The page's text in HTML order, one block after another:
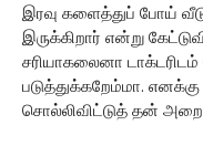
இரவு களைத்துப் போய் வீடு
இருக்கிறார் என்று
சரியாகலைனா
படுத்துக்கறேம்மா.
சொல்லிவிட்டுத் தன்